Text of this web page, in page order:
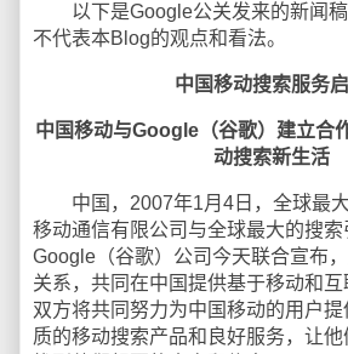
以下是Google公关发来的新闻稿
不代表本Blog的观点和看法。
中国移动搜索服务
中国移动与Google（谷歌）建立合
动搜索新生活
中国，2007年1月4日，全球最大
移动通信有限公司与全球最大的搜索
Google（谷歌）公司今天联合宣布
关系，共同在中国提供基于移动和互
双方将共同努力为中国移动的用户
质的移动搜索产品和良好服务，让